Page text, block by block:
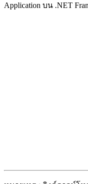
Application บน .NET